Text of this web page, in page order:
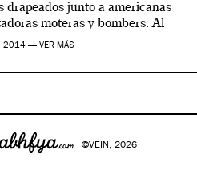
drapeados junto a americanas
moteras y bombers. Al
de la […]
2014 — VER MÁS
©VEIN, 2026